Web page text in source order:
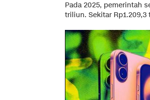
Pada 2025, pemerintah
triliun. Sekitar